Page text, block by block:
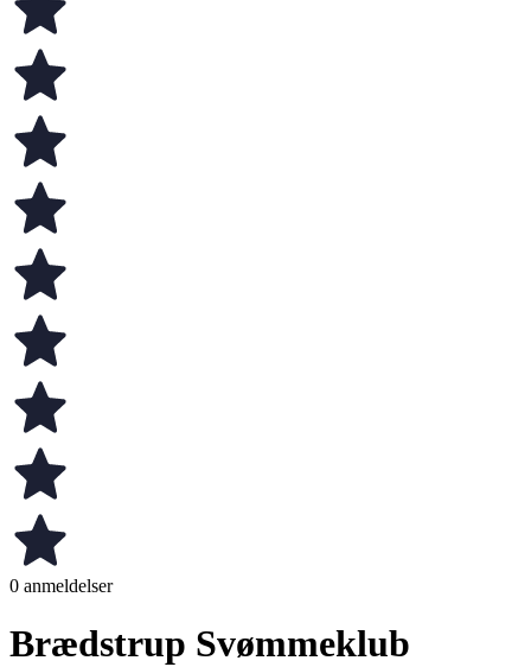
0 anmeldelser
Brædstrup Svømmeklub